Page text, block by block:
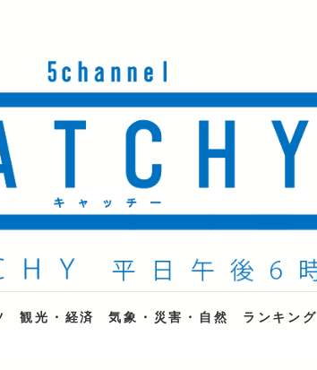
観光・経済 気象・災害・自然 ランキング